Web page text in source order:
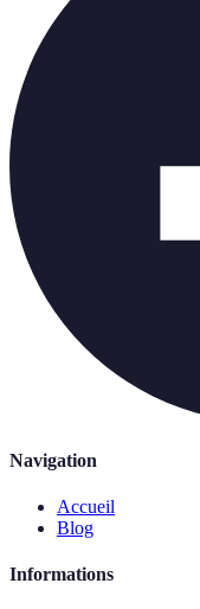
Navigation
Accueil
Blog
Informations